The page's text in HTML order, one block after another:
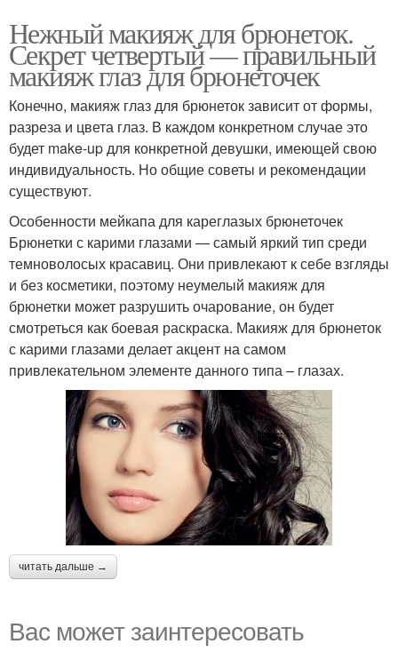
Нежный макияж для брюнеток.
Секрет четвертый — правильный
макияж глаз для брюнеточек
Конечно, макияж глаз для брюнеток зависит от формы,
разреза и цвета глаз. В каждом конкретном случае это
будет make-up для конкретной девушки, имеющей свою
индивидуальность. Но общие советы и рекомендации
существуют.
Особенности мейкапа для кареглазых брюнеточек
Брюнетки с карими глазами — самый яркий тип среди
темноволосых красавиц. Они привлекают к себе взгляды
и без косметики, поэтому неумелый макияж для
брюнетки может разрушить очарование, он будет
смотреться как боевая раскраска. Макияж для брюнеток
с карими глазами делает акцент на самом
привлекательном элементе данного типа – глазах.
читать дальше →
Вас может заинтересовать